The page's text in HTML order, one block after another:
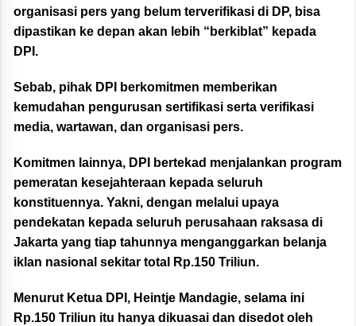
organisasi pers yang belum terverifikasi di DP, bisa
dipastikan ke depan akan lebih “berkiblat” kepada
DPI.
Sebab, pihak DPI berkomitmen memberikan
kemudahan pengurusan sertifikasi serta verifikasi
media, wartawan, dan organisasi pers.
Komitmen lainnya, DPI bertekad menjalankan program
pemeratan kesejahteraan kepada seluruh
konstituennya. Yakni, dengan melalui upaya
pendekatan kepada seluruh perusahaan raksasa di
Jakarta yang tiap tahunnya menganggarkan belanja
iklan nasional sekitar total Rp.150 Triliun.
Menurut Ketua DPI, Heintje Mandagie, selama ini
Rp.150 Triliun itu hanya dikuasai dan disedot oleh